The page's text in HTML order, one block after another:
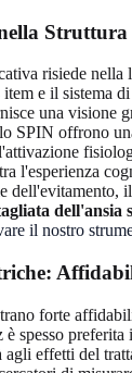
Struttura
risiede nella
e il sistema
una visione
SPIN offrono
l'esperienza
dell'evitamento,
dell'ansia
il nostro
forte
spesso preferita
agli effetti del